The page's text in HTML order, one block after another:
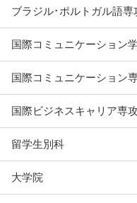
ブラジル･ポルトガル語専
国際コミュニケーション
国際コミュニケーション
国際ビジネスキャリア専
留学生別科
大学院